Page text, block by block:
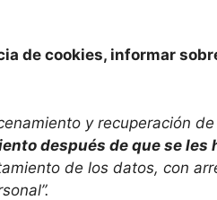
de cookies, informar
y recuperación
después de que se les
de los datos, con